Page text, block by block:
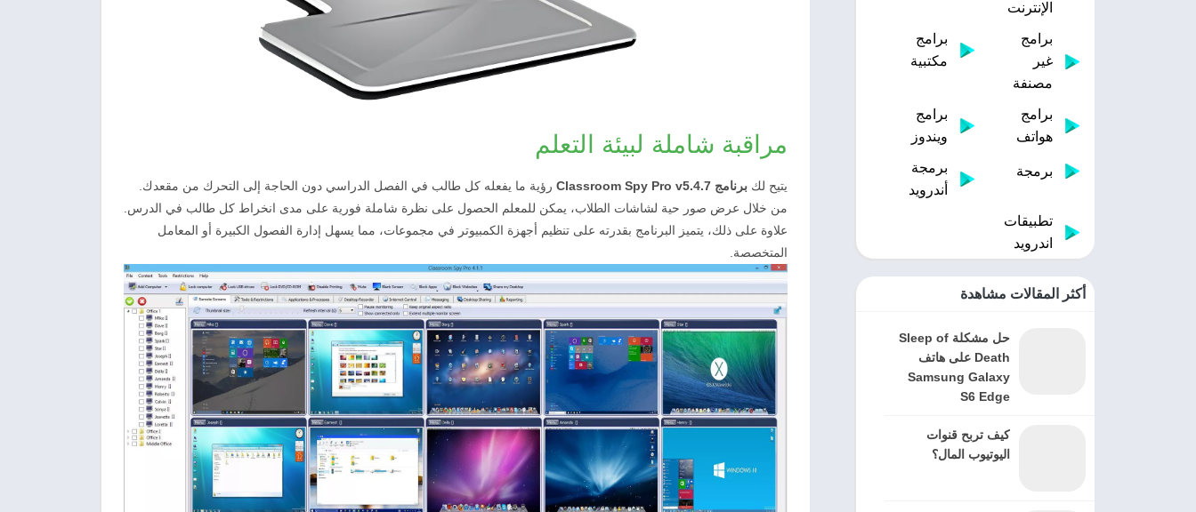
مراقبة شاملة لبيئة التعلم
يتيح لك برنامج Classroom Spy Pro v5.4.7
رؤية ما يفعله كل طالب في الفصل الدراسي دون الحاجة إلى التحرك من مقعدك.
من خلال عرض صور حية لشاشات الطلاب، يمكن للمعلم الحصول على نظرة شاملة فورية على مدى انخراط كل طالب في الدرس.
علاوة على ذلك، يتميز البرنامج بقدرته على تنظيم أجهزة الكمبيوتر في مجموعات، مما يسهل إدارة الفصول الكبيرة أو المعامل
المتخصصة.
الإنترنت
برامج
غير
مصنفة
برامج
مكتبية
برامج
هواتف
برامج
ويندوز
برمجة
برمجة
أندرويد
تطبيقات
اندرويد
أكثر المقالات مشاهدة
حل مشكلة Sleep of
Death على هاتف
Samsung Galaxy
S6 Edge
كيف تربح قنوات
اليوتيوب المال؟